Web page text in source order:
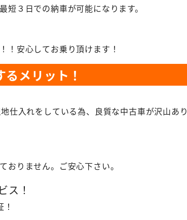
３日での納車が可能になります。
！安心してお乗り頂けます！
メリット！
仕入れをしている為、良質な中古車が沢山あり
おりません。ご安心下さい。
ス！